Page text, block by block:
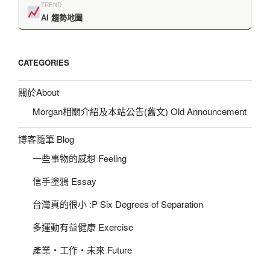
TREND
AI 趨勢地圖
CATEGORIES
關於About
Morgan相關介紹及本站公告(舊文) Old Announcement
博客隨筆 Blog
一些事物的感想 Feeling
信手塗鴉 Essay
台灣真的很小 :P Six Degrees of Separation
多運動有益健康 Exercise
產業‧工作‧未來 Future